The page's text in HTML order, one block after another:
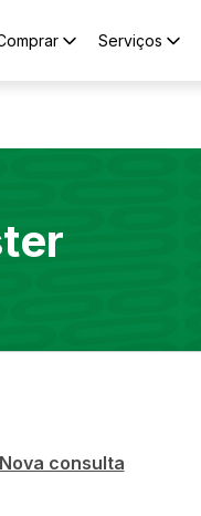
Serviços
Nova consulta